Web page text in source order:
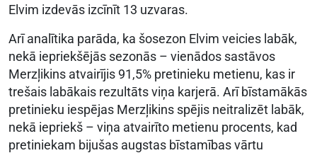
Elvim izdevās izcīnīt 13 uzvaras.
Arī analītika parāda, ka šosezon Elvim veicies labāk,
nekā iepriekšējās sezonās – vienādos sastāvos
Merzļikins atvairījis 91,5% pretinieku metienu, kas ir
trešais labākais rezultāts viņa karjerā. Arī bīstamākās
pretinieku iespējas Merzļikins spējis neitralizēt labāk,
nekā iepriekš – viņa atvairīto metienu procents, kad
pretiniekam bijušas augstas bīstamības vārtu